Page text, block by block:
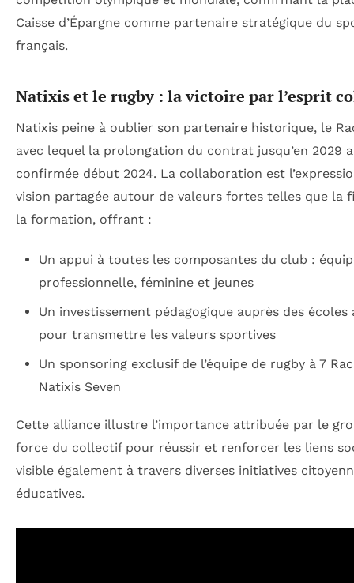
Caisse d’Épargne comme partenaire stratégique du
français.
Natixis et le rugby : la victoire par l’esprit
Natixis peine à oublier son partenaire historique, le
avec lequel la prolongation du contrat jusqu’en 2029
confirmée début 2024. La collaboration est
vision partagée autour de valeurs fortes telles que la
la formation, offrant :
Un appui à toutes les composantes du club :
professionnelle, féminine et jeunes
Un investissement pédagogique auprès des écoles
pour transmettre les valeurs sportives
Un sponsoring exclusif de l’équipe de rugby à 7
Natixis Seven
Cette alliance illustre l’importance attribuée par le
force du collectif pour réussir et renforcer les liens
visible également à travers diverses initiatives
éducatives.